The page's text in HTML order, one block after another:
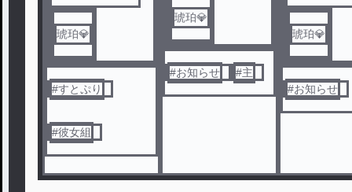
琥珀💎
#すとぷり
#彼女組
琥珀💎
#お知らせ #主
琥珀💎
#お知らせ